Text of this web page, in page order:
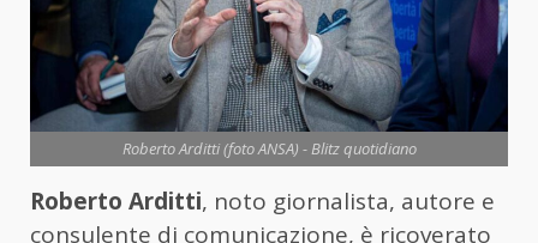
Roberto Arditti (foto ANSA) - Blitz quotidiano
Roberto Arditti, noto giornalista, autore e
consulente di comunicazione, è ricoverato